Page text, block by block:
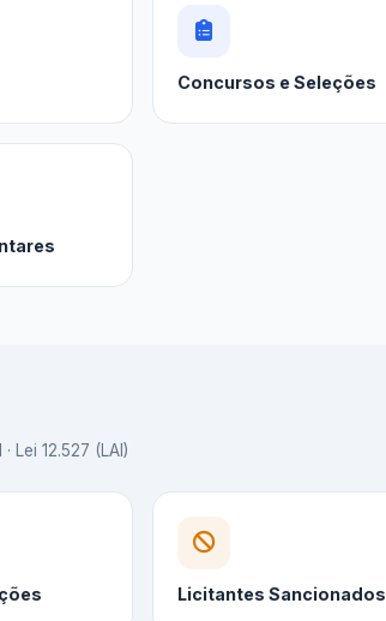
Concursos e Seleções
Lei 12.527 (LAI)
Licitantes Sancionados